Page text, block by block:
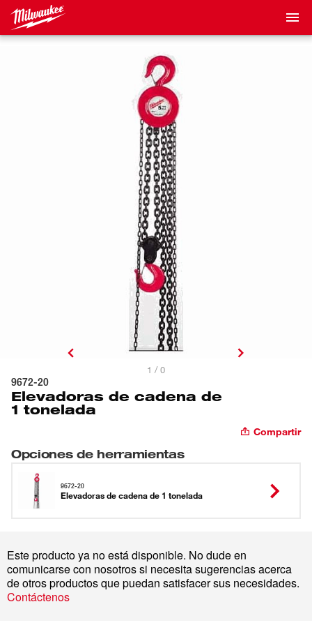
1 / 0
9672-20
Elevadoras de cadena de
1 tonelada
Compartir
Opciones de herramientas
9672-20
Elevadoras de cadena de 1 tonelada
Este producto ya no está disponible. No dude en
comunicarse con nosotros si necesita sugerencias acerca
de otros productos que puedan satisfacer sus necesidades.
Contáctenos